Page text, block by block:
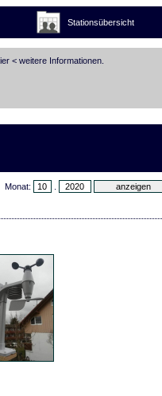
Stationsübersicht
< weitere Informationen.
Monat: